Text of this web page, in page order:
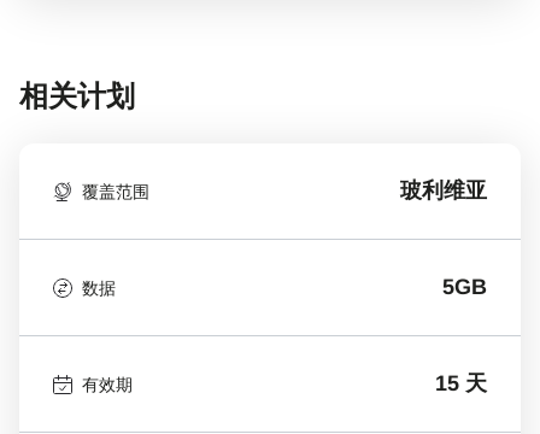
相关计划
覆盖范围 玻利维亚
数据 5GB
有效期 15 天